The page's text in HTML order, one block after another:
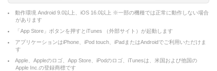
動作環境 Android 9.0以上、iOS 16.0以上 ※一部の機種では正常に動作しない場合
があります
「App Store」ボタンを押すとiTunes （外部サイト）が起動します
アプリケーションはiPhone、iPod touch、iPadまたはAndroidでご利用いただけま
す
Apple、Appleのロゴ、App Store、iPodのロゴ、iTunesは、米国および他国の
Apple Inc.の登録商標です